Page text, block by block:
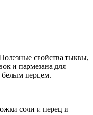
свойства тыквы,
и пармезана для
белым перцем.
соли и перец и